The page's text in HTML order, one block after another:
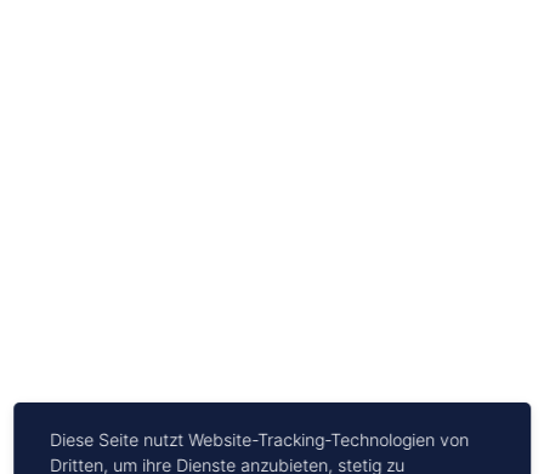
Diese Seite nutzt Website-Tracking-Technologien von
Dritten, um ihre Dienste anzubieten, stetig zu